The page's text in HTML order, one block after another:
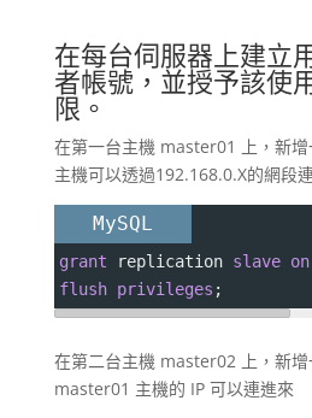
在每台伺服器上建立
者帳號，並授予該使
限。
在第一台主機 master01 上，新
主機可以透過192.168.0.X的網段
MySQL
grant replication slave on
flush privileges ;
在第二台主機 master02 上，新
master01 主機的 IP 可以連進來